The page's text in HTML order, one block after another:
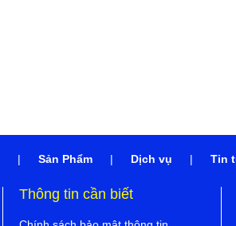
| Sản Phẩm | Dịch vụ | Tin
Thông tin cần biết